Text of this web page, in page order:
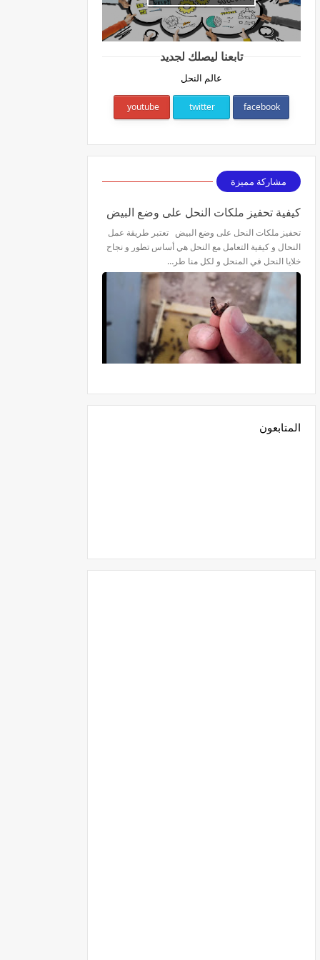
تابعنا ليصلك لجديد
عالم النحل
facebook
twitter
youtube
مشاركة مميزة
كيفية تحفيز ملكات النحل على وضع البيض
تحفيز ملكات النحل على وضع البيض تعتبر طريقة عمل
النحال و كيفية التعامل مع النحل هي أساس تطور و نجاح
خلايا النحل في المنحل و لكل منا طر…
المتابعون